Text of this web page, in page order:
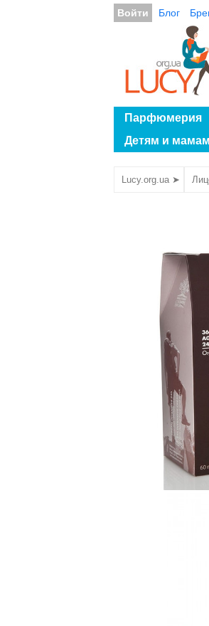
Войти Блог
Парфюмерия
Детям и мамам
Lucy.org.ua ➤